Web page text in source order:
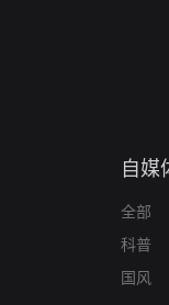
自媒
全部
科普
国风